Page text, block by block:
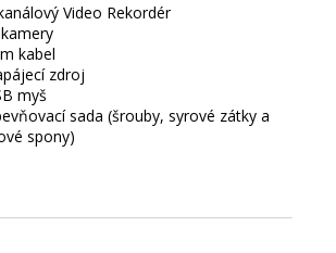
Video Rekordér
kabel
zdroj
myš
sada (šrouby, syrové zátky a
spony)